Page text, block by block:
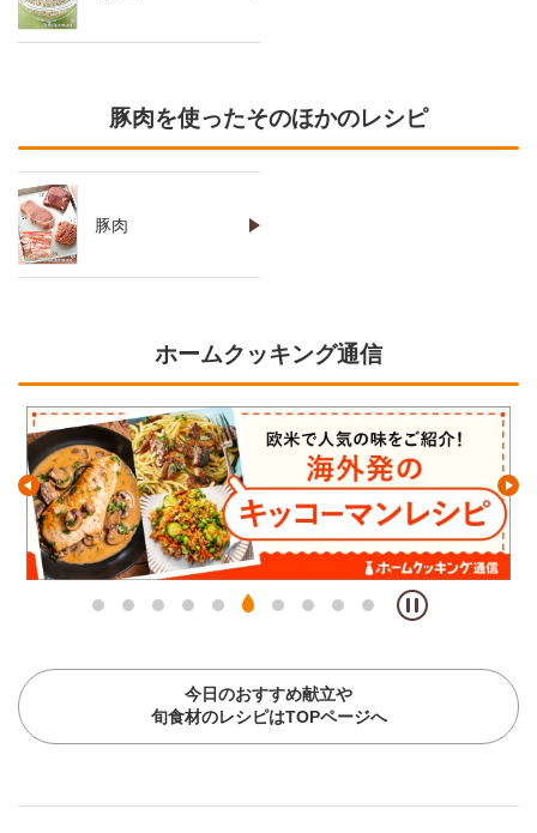
豚肉を使ったそのほかのレシピ
豚肉
ホームクッキング通信
今日のおすすめ献立や
旬食材のレシピはTOPページへ